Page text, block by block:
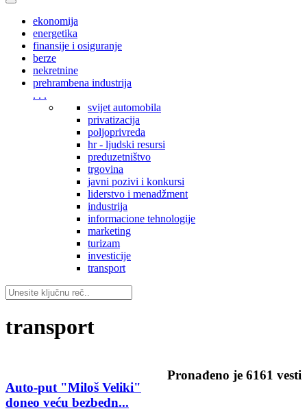
Toggle
navigationekonomija
energetika
finansije i osiguranje
berze
nekretnine
prehrambena industrija
. . .
svijet automobila
privatizacija
poljoprivreda
hr - ljudski resursi
preduzetništvo
trgovina
javni pozivi i konkursi
liderstvo i menadžment
industrija
informacione tehnologije
marketing
turizam
investicije
transport
transport
Pronađeno je 6161 vesti
Auto-put "Miloš Veliki"
doneo veću bezbedn...